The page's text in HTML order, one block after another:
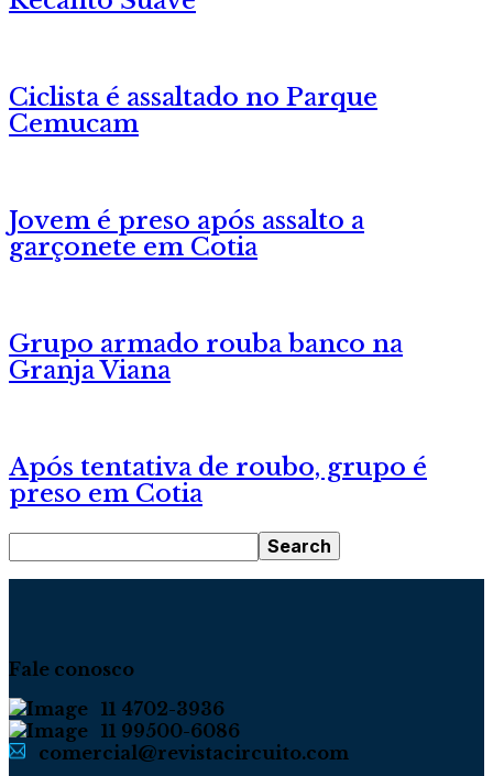
Ciclista é assaltado no Parque
Cemucam
Jovem é preso após assalto a
garçonete em Cotia
Grupo armado rouba banco na
Granja Viana
Após tentativa de roubo, grupo é
preso em Cotia
Fale conosco
11 4702-3936
11 99500-6086
comercial@revistacircuito.com